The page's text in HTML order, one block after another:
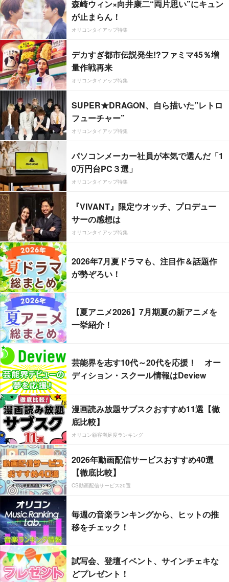
森崎ウィン×向井康二“両片思い”にキュン
が止まらん！
オリコンタイアップ特集
デカすぎ都市伝説発生!?ファミマ45％増
量作戦再来
オリコンタイアップ特集
SUPER★DRAGON、自ら描いた”レトロ
フューチャー”
オリコンタイアップ特集
パソコンメーカー社員が本気で選んだ「1
0万円台PC３選」
オリコンタイアップ特集
『VIVANT』限定ウオッチ、プロデュー
サーの感想は
オリコンタイアップ特集
2026年7月夏ドラマも、注目作＆話題作
が勢ぞろい！
【夏アニメ2026】7月期夏の新アニメを
一挙紹介！
芸能界を志す10代～20代を応援！ オー
ディション・スクール情報はDeview
漫画読み放題サブスクおすすめ11選【徹
底比較】
オリコン顧客満足度ランキング
2026年動画配信サービスおすすめ40選
【徹底比較】
CS動画配信サービス20選
毎週の音楽ランキングから、ヒットの推
移をチェック！
試写会、登壇イベント、サインチェキな
どプレゼント！